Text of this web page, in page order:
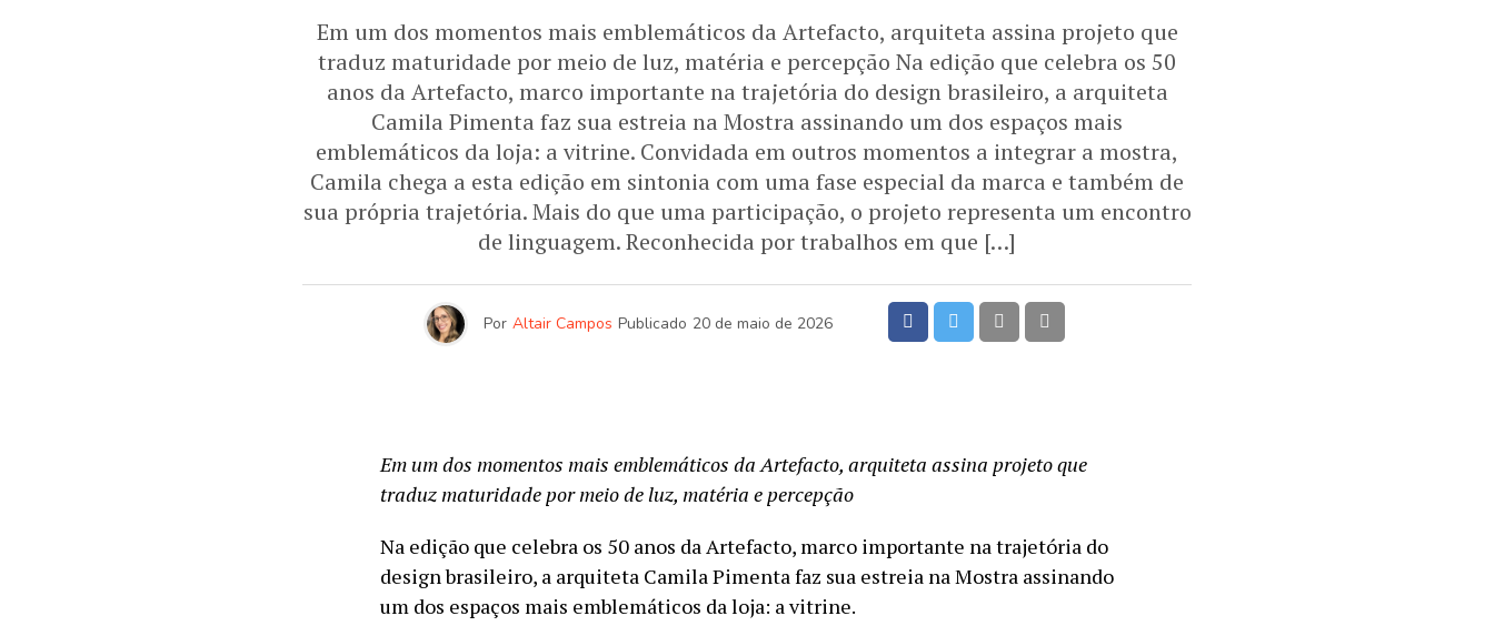
Em um dos momentos mais emblemáticos da Artefacto, arquiteta assina projeto que
traduz maturidade por meio de luz, matéria e percepção Na edição que celebra os 50
anos da Artefacto, marco importante na trajetória do design brasileiro, a arquiteta
Camila Pimenta faz sua estreia na Mostra assinando um dos espaços mais
emblemáticos da loja: a vitrine. Convidada em outros momentos a integrar a mostra,
Camila chega a esta edição em sintonia com uma fase especial da marca e também de
sua própria trajetória. Mais do que uma participação, o projeto representa um encontro
de linguagem. Reconhecida por trabalhos em que […]
Por Altair Campos Publicado 20 de maio de 2026
Em um dos momentos mais emblemáticos da Artefacto, arquiteta assina projeto que
traduz maturidade por meio de luz, matéria e percepção
Na edição que celebra os 50 anos da Artefacto, marco importante na trajetória do
design brasileiro, a arquiteta Camila Pimenta faz sua estreia na Mostra assinando
um dos espaços mais emblemáticos da loja: a vitrine.